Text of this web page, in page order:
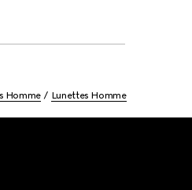
Homme Lunettes Homme